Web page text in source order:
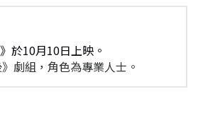
於10月10日上映。
劇組，角色為專業人士。